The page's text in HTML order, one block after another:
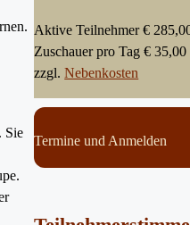
Sie
Aktive Teilnehmer €
Zuschauer pro Tag € 35,00
zzgl.Nebenkosten
Termine und Anmelden